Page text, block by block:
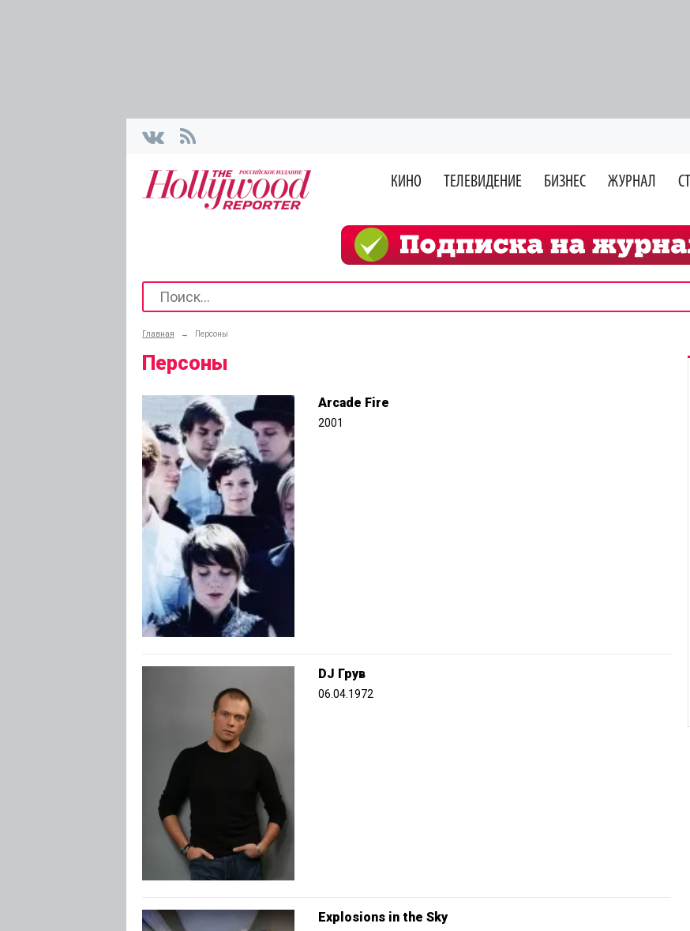
КИНО ТЕЛЕВИДЕНИЕ БИЗНЕС ЖУРНАЛ
Главная → Персоны
Персоны
Arcade Fire
2001
DJ Грув
06.04.1972
Explosions in the Sky